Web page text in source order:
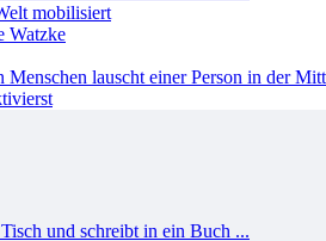
mobilisiert